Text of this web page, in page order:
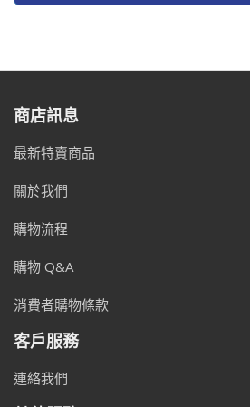
商店訊息
最新特賣商品
關於我們
購物流程
購物 Q&A
消費者購物條款
客戶服務
連絡我們